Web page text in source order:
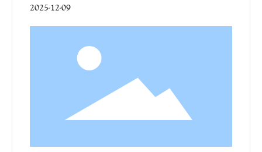
2025-12-09